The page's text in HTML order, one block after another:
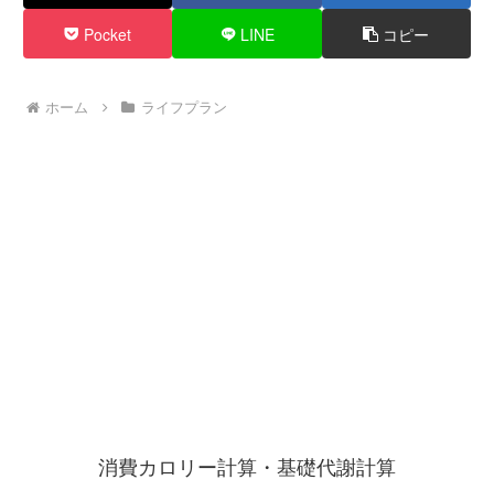
Pocket LINE コピー
ホーム ライフプラン
消費カロリー計算・基礎代謝計算